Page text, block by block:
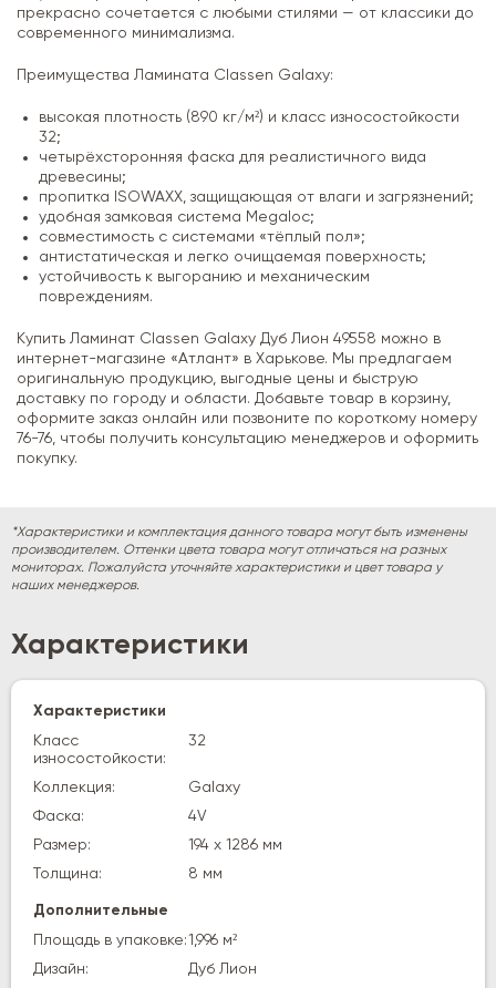
прекрасно сочетается с любыми стилями — от классики до
современного минимализма.
Преимущества Ламината Classen Galaxy:
высокая плотность (890 кг/м²) и класс износостойкости
32;
четырёхсторонняя фаска для реалистичного вида
древесины;
пропитка ISOWAXX, защищающая от влаги и загрязнений;
удобная замковая система Megaloc;
совместимость с системами «тёплый пол»;
антистатическая и легко очищаемая поверхность;
устойчивость к выгоранию и механическим
повреждениям.
Купить Ламинат Classen Galaxy Дуб Лион 49558 можно в
интернет-магазине «Атлант» в Харькове. Мы предлагаем
оригинальную продукцию, выгодные цены и быструю
доставку по городу и области. Добавьте товар в корзину,
оформите заказ онлайн или позвоните по короткому номеру
76-76, чтобы получить консультацию менеджеров и оформить
покупку.
*Характеристики и комплектация данного товара могут быть изменены
производителем. Оттенки цвета товара могут отличаться на разных
мониторах. Пожалуйста уточняйте характеристики и цвет товара у
наших менеджеров.
Характеристики
Характеристики
Класс
износостойкости:
32
Коллекция:
Galaxy
Фаска:
4V
Размер:
194 х 1286 мм
Толщина:
8 мм
Дополнительные
Площадь в упаковке:1,996 м²
Дизайн:
Дуб Лион